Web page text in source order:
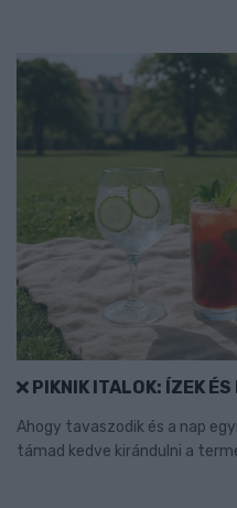
PIKNIK ITALOK: ÍZEK
Ahogy tavaszodik és a nap
támad kedve kirándulni a